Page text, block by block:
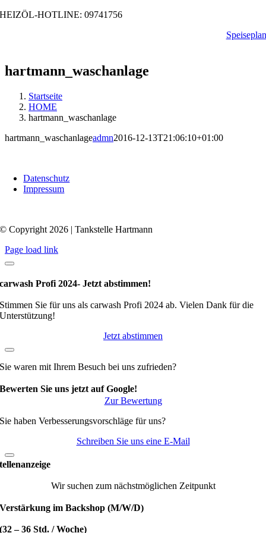
Zum
HEIZÖL-HOTLINE: 09741756
Speiseplan
hartmann_waschanlage
Startseite
HOME
hartmann_waschanlage
hartmann_waschanlageadmn2016-12-13T21:06:10+01:00
Datenschutz
Impressum
© Copyright 2026 | Tankstelle Hartmann
Page load link
carwash Profi 2024- Jetzt abstimmen!
Stimmen Sie für uns als carwash Profi 2024 ab. Vielen Dank für die
Unterstützung!
Jetzt abstimmen
Sie waren mit Ihrem Besuch bei uns zufrieden?
Bewerten Sie uns jetzt auf Google!
Zur Bewertung
Sie haben Verbesserungsvorschläge für uns?
Schreiben Sie uns eine E-Mail
Wir suchen zum nächstmöglichen Zeitpunkt
Verstärkung im Backshop (M/W/D)
(32 – 36 Std. / Woche)